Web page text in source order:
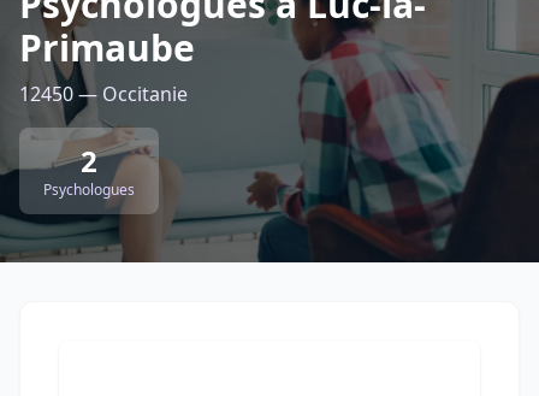
Primaube
12450 — Occitanie
2
Psychologues